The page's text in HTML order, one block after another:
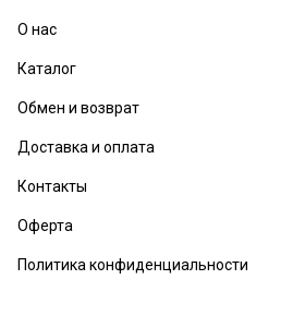
О нас
Каталог
Обмен и возврат
Доставка и оплата
Контакты
Оферта
Политика конфиденциальности